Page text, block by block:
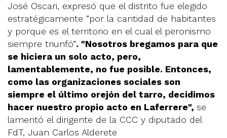
José Oscari, expresó que el distrito fue elegido
estratégicamente “por la cantidad de habitantes
y porque es el territorio en el cual el peronismo
siempre triunfó”. "Nosotros bregamos para que
se hiciera un solo acto, pero,
lamentablemente, no fue posible. Entonces,
como las organizaciones sociales son
siempre el último orejón del tarro, decidimos
hacer nuestro propio acto en Laferrere", se
lamentó el dirigente de la CCC y diputado del
FdT, Juan Carlos Alderete